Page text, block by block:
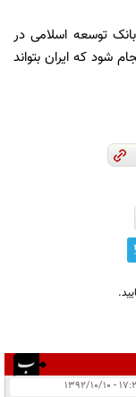
توسعه اسلامی در
شود که ایران بتواند
۱۳۹۲/۱۰/۱۰